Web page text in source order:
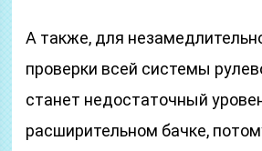
А также, для
проверки всей системы
станет недостаточный
расширительном бачке,